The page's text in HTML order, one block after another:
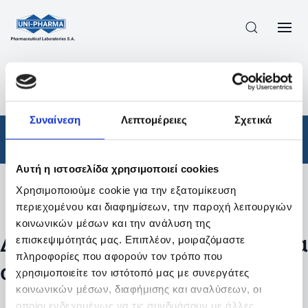
Συναίνεση Λεπτομέρειες Σχετικά
Αυτή η ιστοσελίδα χρησιμοποιεί cookies
Χρησιμοποιούμε cookie για την εξατομίκευση
περιεχομένου και διαφημίσεων, την παροχή λειτουργιών
κοινωνικών μέσων και την ανάλυση της
επισκεψιμότητάς μας. Επιπλέον, μοιραζόμαστε
πληροφορίες που αφορούν τον τρόπο που
χρησιμοποιείτε τον ιστότοπό μας με συνεργάτες
κοινωνικών μέσων, διαφήμισης και αναλύσεων, οι
οποίοι ενδεχομένως να τις συνδυάσουν με άλλες
ΠΡΟΪΟΝΤΑ ΣΥΝΤΑΓΟΓΡΑΦΟΎΜΕΝΑ
/
ΑΠΟΤΕΛΕΣΜΑΤΑ ΑΝΑΖΗΤΗΣΗΣ
Φάρμακα / Συνταγογραφούμενα
Φίλτρα
Δεν βρέθηκαν προϊόντα με τα
συγκεκριμένα φίλτρα